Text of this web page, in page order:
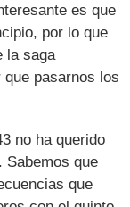
es que
por lo que
la saga
pasarnos los
no ha querido
Sabemos que
que